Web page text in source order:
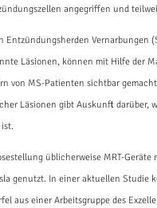
angegriffen und
Entzündungsherden Vernarbungen
Läsionen, können mit Hilfe der
von MS-Patienten sichtbar
Läsionen gibt Auskunft darüber,
üblicherweise MRT-Geräte
genutzt. In einer aktuellen Studie
aus einer Arbeitsgruppe des